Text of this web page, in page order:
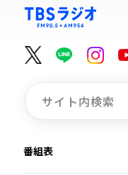
番組表